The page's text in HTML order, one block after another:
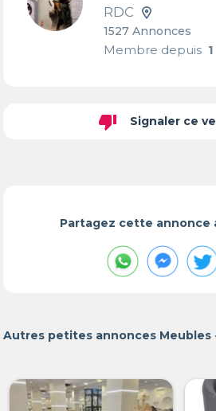
RDC
1527 Annonces
Membre depuis1
thumb_down Signaler ce
Partagez cette annonce
Autres petites annonces Meubles